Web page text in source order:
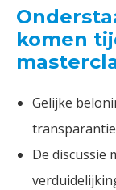
komen
Gelijke
transparantie
De discussie